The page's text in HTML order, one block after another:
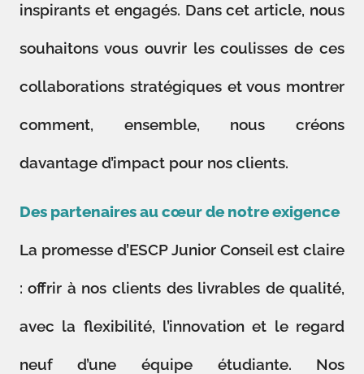
inspirants et engagés. Dans cet article, nous
souhaitons vous ouvrir les coulisses de ces
collaborations stratégiques et vous montrer
comment, ensemble, nous créons
davantage d’impact pour nos clients.
Des partenaires au cœur de notre exigence
La promesse d’ESCP Junior Conseil est claire
: offrir à nos clients des livrables de qualité,
avec la flexibilité, l’innovation et le regard
neuf d’une équipe étudiante. Nos